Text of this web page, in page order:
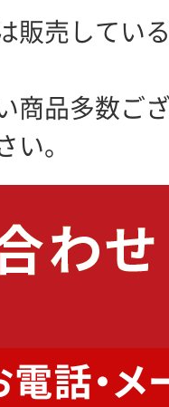
販売してい
商品多数ご
い。